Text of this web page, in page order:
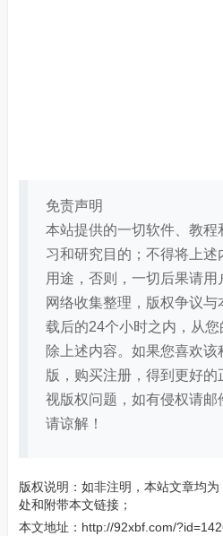
免责声明
本站提供的一切软件、教程
习和研究目的；不得将上
用途，否则，一切后果请
网络收集整理，版权争议
载后的24个小时之内，从
除上述内容。如果您喜欢
版，购买注册，得到更好
视版权问题，如有侵权请邮
请谅解！
版权说明：如非注明，本站文章均为
处和附带本文链接；
本文地址： http://92xbf.com/